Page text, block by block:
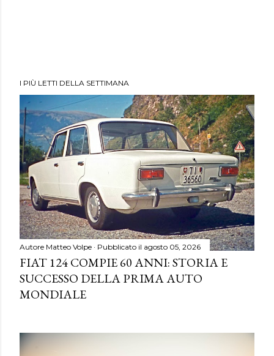
I PIÙ LETTI DELLA SETTIMANA
Autore Matteo Volpe Pubblicato il agosto 05, 2026
FIAT 124 COMPIE 60 ANNI: STORIA E
SUCCESSO DELLA PRIMA AUTO
MONDIALE